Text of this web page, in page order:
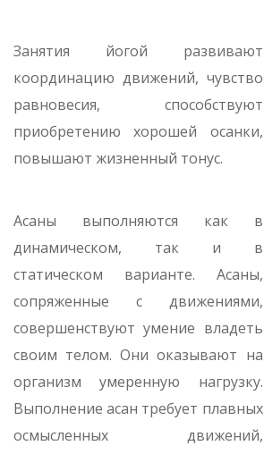
Занятия йогой развивают
координацию движений, чувство
равновесия, способствуют
приобретению хорошей осанки,
повышают жизненный тонус.
Асаны выполняются как в
динамическом, так и в
статическом варианте. Асаны,
сопряженные с движениями,
совершенствуют умение владеть
своим телом. Они оказывают на
организм умеренную нагрузку.
Выполнение асан требует плавных
осмысленных движений,